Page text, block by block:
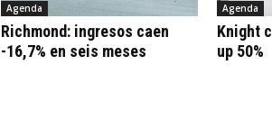
Agenda
Richmond: ingresos caen
-16,7% en seis meses
Agenda
Knight
up 50%